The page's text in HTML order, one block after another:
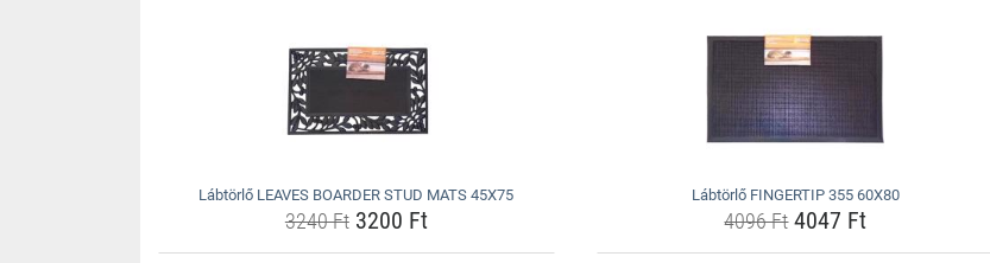
Lábtörlő LEAVES BOARDER STUD MATS 45X75
3240 Ft3200 Ft
Lábtörlő FINGERTIP 355 60X80
4096 Ft4047 Ft